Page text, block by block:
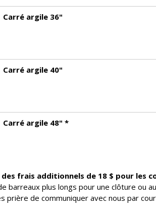
Carré argile 36"
Carré argile 40"
Carré argile 48" *
frais additionnels de 18 $ pour les
barreaux plus longs pour une clôture ou
prière de communiquer avec nous par